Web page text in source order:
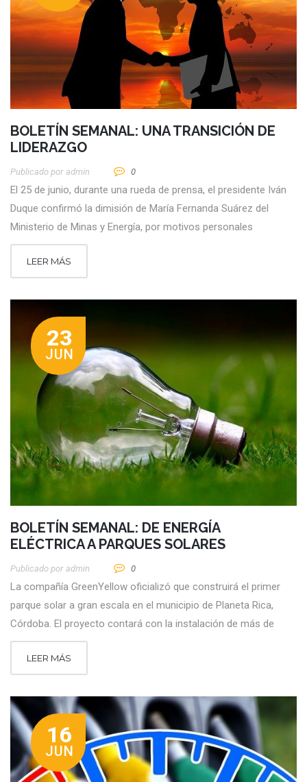
BOLETÍN SEMANAL: UNA TRANSICIÓN DE
LIDERAZGO
Publicado por Admin 0
El 25 de junio, durante una rueda de prensa, el presidente Iván
Duque confirmó la dimisión de María Fernanda Suárez del
Ministerio de Minas y Energía, por motivos personales
LEER MÁS
23
JUN
BOLETÍN SEMANAL: DE ENERGÍA
ELÉCTRICA A PARQUES SOLARES
Publicado por Admin 0
La compañía GreenYellow oficializó que construirá el primer
parque solar a gran escala en el municipio de Planeta Rica,
Córdoba. El proyecto contará con la instalación de más de
LEER MÁS
16
JUN